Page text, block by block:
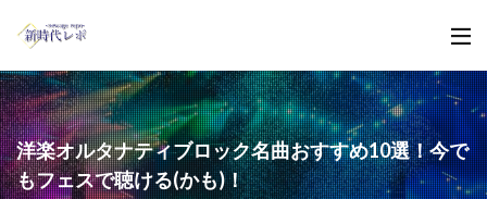
洋楽オルタナティブロック名曲おすすめ10選！今で
もフェスで聴ける(かも)！